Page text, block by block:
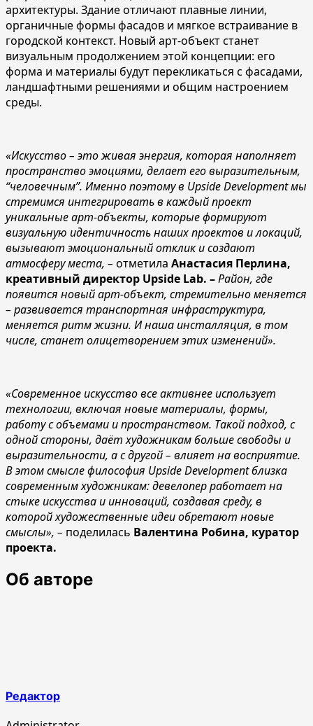
архитектуры. Здание отличают плавные линии,
органичные формы фасадов и мягкое встраивание в
городской контекст. Новый арт-объект станет
визуальным продолжением этой концепции: его
форма и материалы будут перекликаться с фасадами,
ландшафтными решениями и общим настроением
среды.
«Искусство – это живая энергия, которая наполняет
пространство эмоциями, делает его выразительным,
“человечным”. Именно поэтому в Upside Development мы
стремимся интегрировать в каждый проект
уникальные арт-объекты, которые формируют
визуальную идентичность наших проектов и локаций,
вызывают эмоциональный отклик и создают
атмосферу места, – отметила Анастасия Перлина,
креативный директор Upside Lab. –Район, где
появится новый арт-объект, стремительно меняется
– развивается транспортная инфраструктура,
меняется ритм жизни. И наша инсталляция, в том
числе, станет олицетворением этих изменений».
«Современное искусство все активнее использует
технологии, включая новые материалы, формы,
работу с объемами и пространством. Такой подход, с
одной стороны, даёт художникам больше свободы и
выразительности, а с другой – влияет на восприятие.
В этом смысле философия Upside Development близка
современным художникам: девелопер работает на
стыке искусства и инноваций, создавая среду, в
которой художественные идеи обретают новые
смыслы», – поделилась Валентина Робина, куратор
проекта.
Об авторе
Редактор